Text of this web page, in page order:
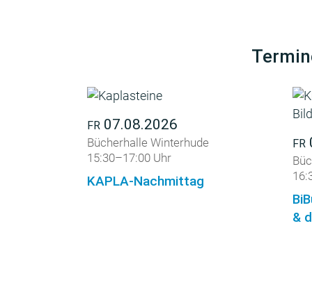
FR 07.08.2026
Bücherhalle Winterhude
15:30–17:00 Uhr
KAPLA-Nachmittag
FR
&